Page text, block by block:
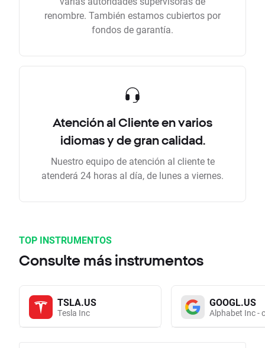
renombre. También estamos cubiertos por
fondos de garantía.
Atención al Cliente en varios
idiomas y de gran calidad.
Nuestro equipo de atención al cliente te
atenderá 24 horas al día, de lunes a viernes.
TOP INSTRUMENTOS
Consulte más instrumentos
TSLA.US
Tesla Inc
GOOGL.US
Alphabet Inc -